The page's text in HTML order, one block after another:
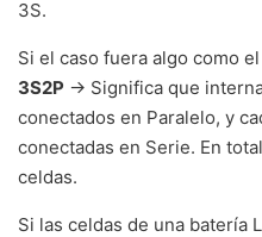
3S.
Si el caso fuera algo como
3S2P -> Significa que
conectados en Paralelo, y
conectadas en Serie. En
celdas.
Si las celdas de una batería